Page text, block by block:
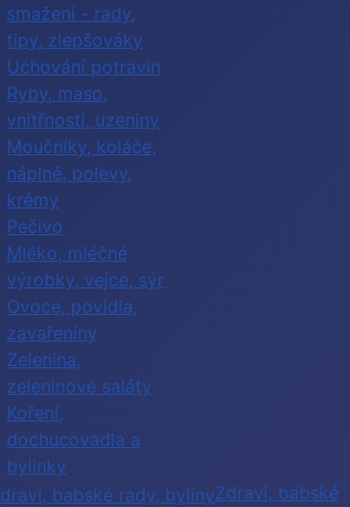
smažení - rady,
tipy, zlepšováky
Uchování potravin
Ryby, maso,
vnitřnosti, uzeniny
Moučníky, koláče,
náplně, polevy,
krémy
Pečivo
Mléko, mléčné
výrobky, vejce, sýr
Ovoce, povidla,
zavařeniny
Zelenina,
zeleninové saláty
Koření,
dochucovadla a
bylinky
Zdraví, babské